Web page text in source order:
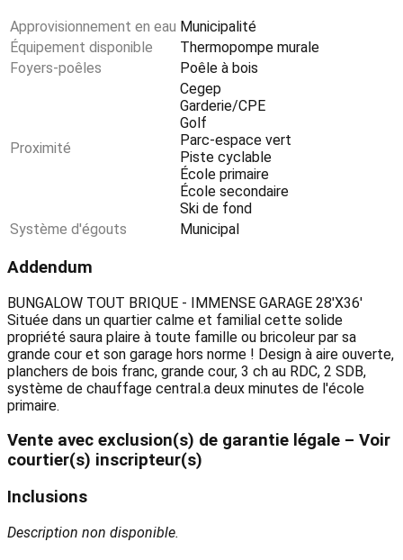
Approvisionnement en eau Municipalité
Équipement disponible
Thermopompe murale
Foyers-poêles
Poêle à bois
Proximité
Cegep
Garderie/CPE
Golf
Parc-espace vert
Piste cyclable
École primaire
École secondaire
Ski de fond
Système d'égouts
Municipal
Addendum
BUNGALOW TOUT BRIQUE - IMMENSE GARAGE 28'X36'
Située dans un quartier calme et familial cette solide
propriété saura plaire à toute famille ou bricoleur par sa
grande cour et son garage hors norme ! Design à aire ouverte,
planchers de bois franc, grande cour, 3 ch au RDC, 2 SDB,
système de chauffage central.a deux minutes de l'école
primaire.
Vente avec exclusion(s) de garantie légale – Voir
courtier(s) inscripteur(s)
Inclusions
Description non disponible.